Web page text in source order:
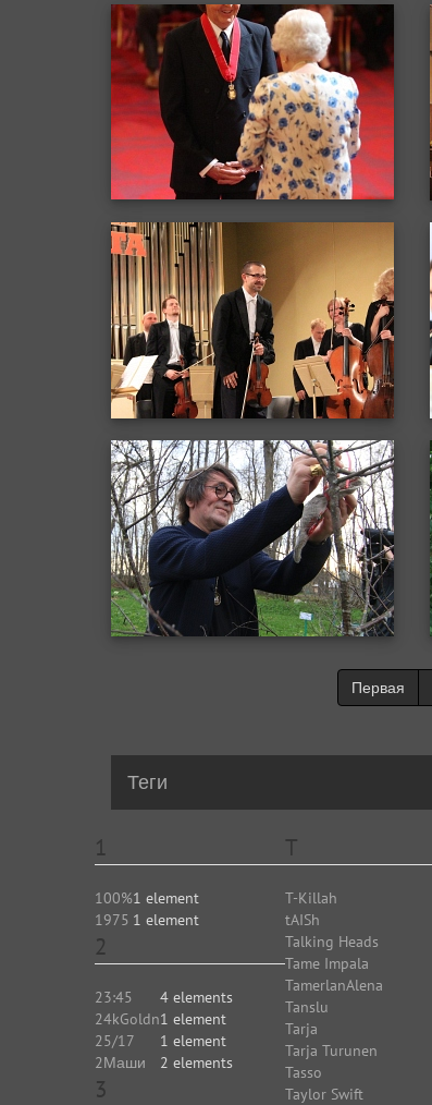
Первая
Теги
1
100%1 element
1975 1 element
2
23:45
4 elements
24kGoldn1 element
25/17
1 element
2Маши
2 elements
3
T
T-Killah
tAISh
Talking Heads
Tame Impala
TamerlanAlena
Tanslu
Tarja
Tarja Turunen
Tasso
Taylor Swift